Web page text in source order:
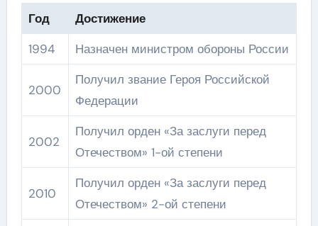
Год
Достижение
1994
Назначен министром обороны России
2000
Получил звание Героя Российской
Федерации
2002
Получил орден «За заслуги перед
Отечеством» 1-ой степени
2010
Получил орден «За заслуги перед
Отечеством» 2-ой степени